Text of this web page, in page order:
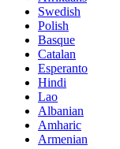
Swedish
Polish
Basque
Catalan
Esperanto
Hindi
Lao
Albanian
Amharic
Armenian